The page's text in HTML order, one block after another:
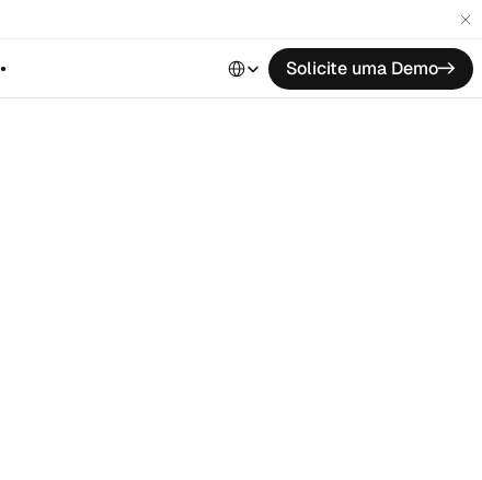
Select LanguageSolicite uma Demo->